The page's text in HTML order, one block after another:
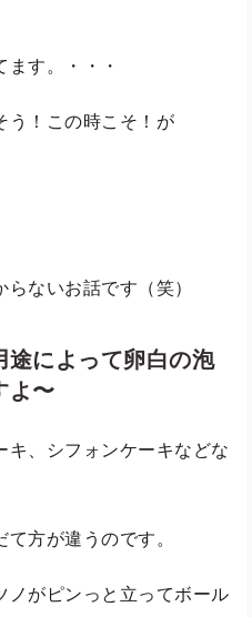
す。・・・
う！この時こそ！が
ないお話です（笑）
途によって卵白の泡
よ〜
キ、シフォンケーキなどな
方が違うのです。
ノがピンっと立ってボール